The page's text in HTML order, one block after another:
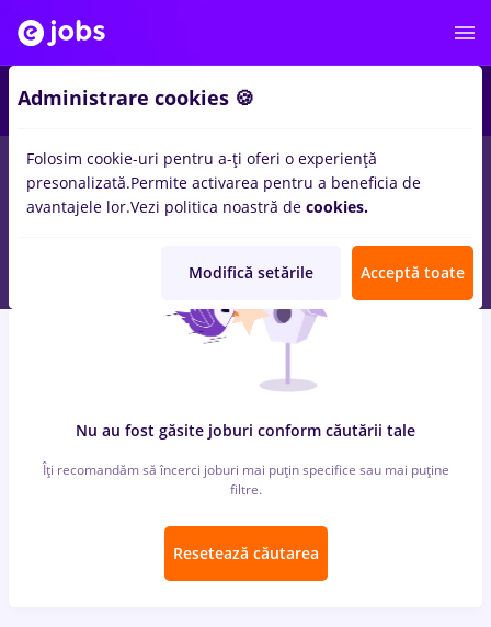
locuri de muncacu salarii avocat, Part timeinCluj-Napoca
pentruFara experientainBanci, IT / Telecom
Nu au fost găsite joburi conform căutării tale
Îți recomandăm să încerci joburi mai puțin specifice sau mai puține
filtre.
Resetează căutarea
Administrare cookies 🍪
Folosim cookie-uri pentru a-ți oferi o experiență
presonalizată.Permite activarea pentru a beneficia de
avantajele lor.Vezi politica noastră de cookies.
Modifică setările Acceptă toate